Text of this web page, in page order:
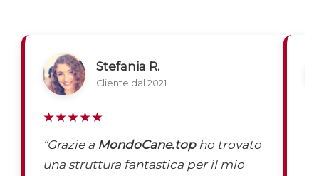
Stefania R.
Cliente dal 2021
★★★★★
“Grazie a MondoCane.topho trovato
una struttura fantastica per il mio